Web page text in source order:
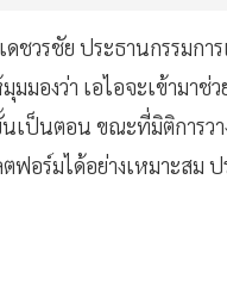
ชวรชัย ประธานกรรมกา
มมองว่า เอไอจะเข้ามาช่
นเป็นตอน ขณะที่มิติการ
อร์มได้อย่างเหมาะสม ป